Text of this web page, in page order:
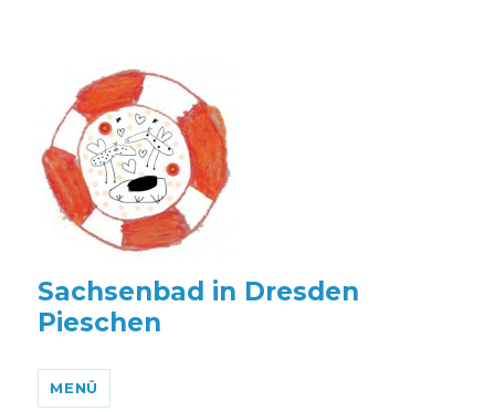
Sachsenbad in Dresden
Pieschen
MENÜ